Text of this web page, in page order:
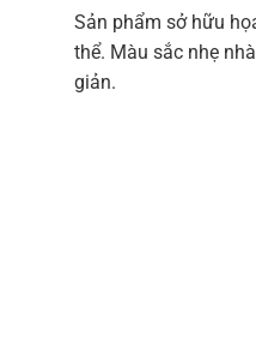
Sản phẩm sở hữu
thể. Màu sắc nhẹ
giản.